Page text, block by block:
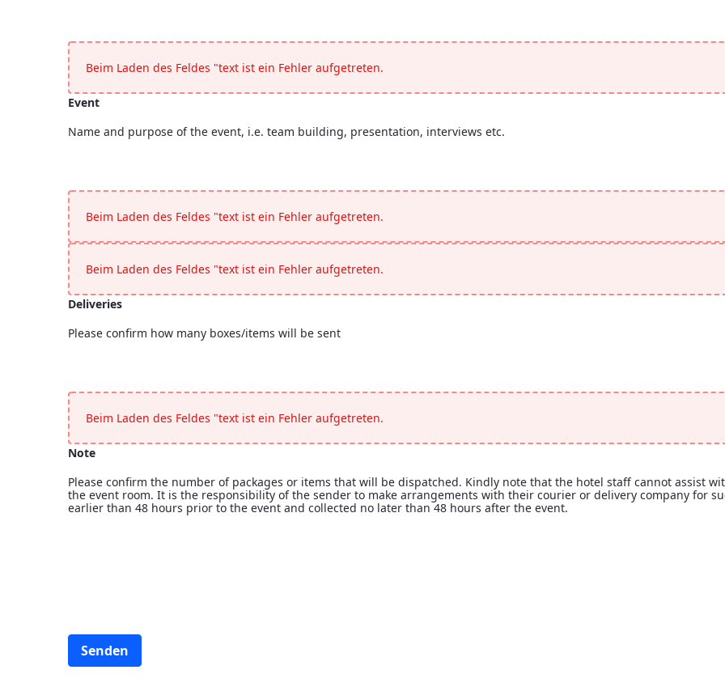
<p>Accessibility requirements, mobility concerns or any guests requiring special assistance?</p>
Beim Laden des Feldes "text ist ein Fehler aufgetreten.
Event
Name and purpose of the event, i.e. team building, presentation, interviews etc.
<p>Name and purpose of the event, i.e. team building, presentation, interviews etc.</p>
Beim Laden des Feldes "text ist ein Fehler aufgetreten.
Beim Laden des Feldes "text ist ein Fehler aufgetreten.
Deliveries
Please confirm how many boxes/items will be sent
<p>Please confirm how many boxes/items will be sent</p>
Beim Laden des Feldes "text ist ein Fehler aufgetreten.
Note
Please confirm the number of packages or items that will be dispatched. Kindly note that the hotel staff cannot assist
the event room. It is the responsibility of the sender to make arrangements with their courier or delivery company for
earlier than 48 hours prior to the event and collected no later than 48 hours after the event.
Senden